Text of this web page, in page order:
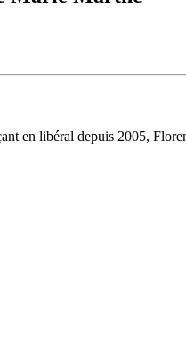
en libéral depuis 2005,